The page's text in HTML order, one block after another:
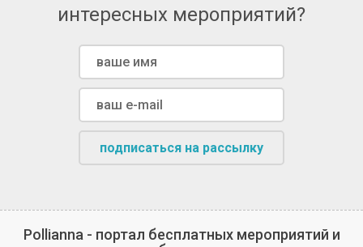
интересных мероприятий?
подписаться на рассылку
Pollianna - портал бесплатных мероприятий и